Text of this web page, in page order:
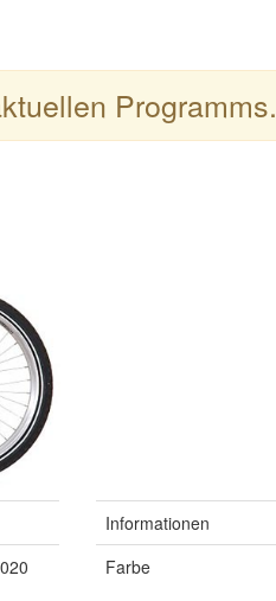
Programms.
Informationen
Farbe